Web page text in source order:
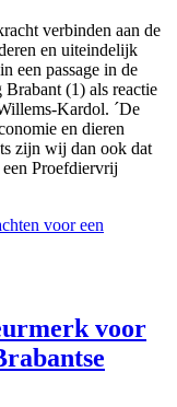
verbinden aan de
en uiteindelijk
een passage in de
(1) als reactie
Kardol. ´De
en dieren
zijn wij dan ook dat
een Proefdiervrij
voor een
voor